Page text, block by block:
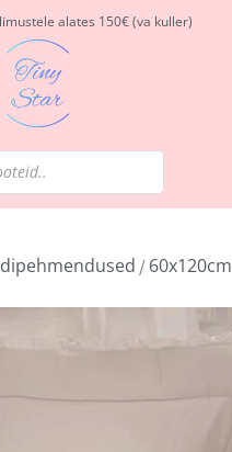
alates 150€ (va kuller)
/ 60x120cm